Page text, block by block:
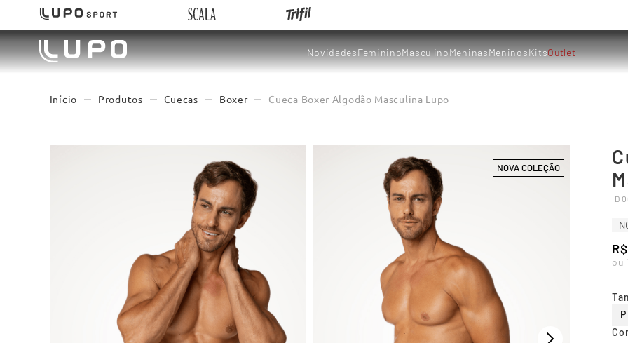
NovidadesFemininoMasculinoMeninasMeninosKitsOutlet
Produtos Cuecas Boxer Cueca Boxer Algodão Masculina Lupo
NOVA COLEÇÃO
ID
R$
ou
P